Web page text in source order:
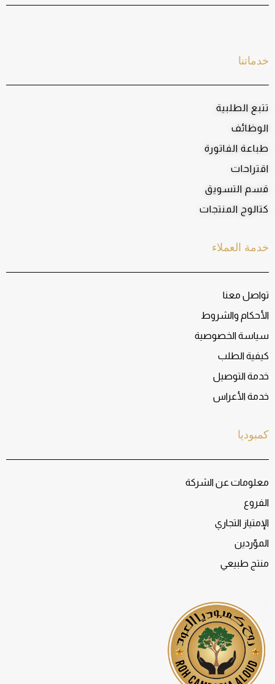
كمبوديا
معلومات عن الشركة
الفروع
الإمتياز التجاري
الموّردين
منتج طبيعي
خدمة العملاء
تواصل معنا
الأحكام والشروط
سياسة الخصوصية
كيفية الطلب
خدمة التوصيل
خدمة الأعراس
خدماتنا
تتبع الطلبية
الوظائف
طباعة الفاتورة
اقتراحات
قسم التسويق
كتالوج المنتجات